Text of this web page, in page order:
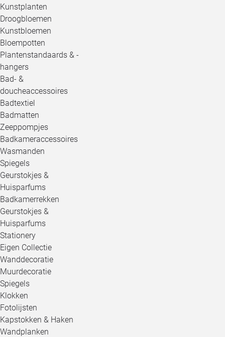
Kunstplanten
Droogbloemen
Kunstbloemen
Bloempotten
Plantenstandaards & -
hangers
Bad- &
doucheaccessoires
Badtextiel
Badmatten
Zeeppompjes
Badkameraccessoires
Wasmanden
Spiegels
Geurstokjes &
Huisparfums
Badkamerrekken
Geurstokjes &
Huisparfums
Stationery
Eigen Collectie
Wanddecoratie
Muurdecoratie
Spiegels
Klokken
Fotolijsten
Kapstokken & Haken
Wandplanken